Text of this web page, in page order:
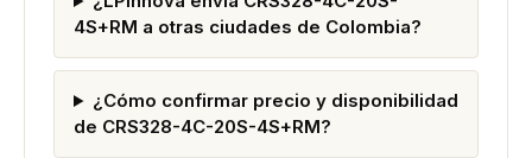
4S+RM a otras ciudades de Colombia?
¿Cómo confirmar precio y disponibilidad
de CRS328-4C-20S-4S+RM?